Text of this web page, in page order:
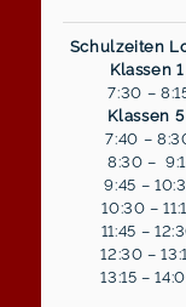
Schulzeiten
Klassen
7:30 –
Klassen
7:40 –
8:30 –
9:45 –
10:30 –
11:45 –
12:30 –
13:15 –